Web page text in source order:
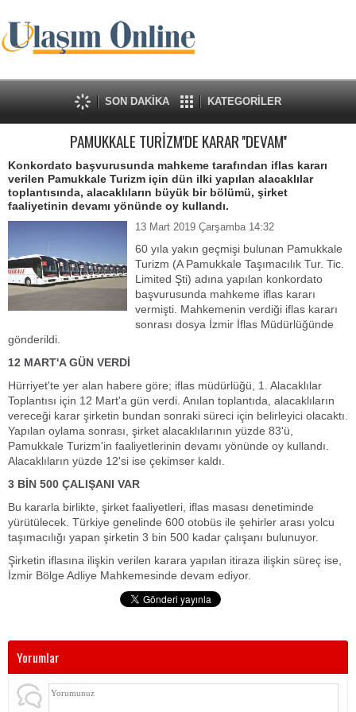
SON DAKİKA KATEGORİLER
PAMUKKALE TURİZM'DE KARAR ''DEVAM''
Konkordato başvurusunda mahkeme tarafından iflas kararı
verilen Pamukkale Turizm için dün ilki yapılan alacaklılar
toplantısında, alacaklıların büyük bir bölümü, şirket
faaliyetinin devamı yönünde oy kullandı.
13 Mart 2019 Çarşamba 14:32
60 yıla yakın geçmişi bulunan Pamukkale
Turizm (A Pamukkale Taşımacılık Tur. Tic.
Limited Şti) adına yapılan konkordato
başvurusunda mahkeme iflas kararı
vermişti. Mahkemenin verdiği iflas kararı
sonrası dosya İzmir İflas Müdürlüğünde
gönderildi.
12 MART'A GÜN VERDİ
Hürriyet'te yer alan habere göre; iflas müdürlüğü, 1. Alacaklılar
Toplantısı için 12 Mart'a gün verdi. Anılan toplantıda, alacaklıların
vereceği karar şirketin bundan sonraki süreci için belirleyici olacaktı.
Yapılan oylama sonrası, şirket alacaklılarının yüzde 83'ü,
Pamukkale Turizm'in faaliyetlerinin devamı yönünde oy kullandı.
Alacaklıların yüzde 12'si ise çekimser kaldı.
3 BİN 500 ÇALIŞANI VAR
Bu kararla birlikte, şirket faaliyetleri, iflas masası denetiminde
yürütülecek. Türkiye genelinde 600 otobüs ile şehirler arası yolcu
taşımacılığı yapan şirketin 3 bin 500 kadar çalışanı bulunuyor.
Şirketin iflasına ilişkin verilen karara yapılan itiraza ilişkin süreç ise,
İzmir Bölge Adliye Mahkemesinde devam ediyor.
Yorumlar